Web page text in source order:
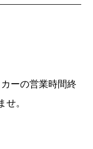
ーの営業時間終
せ。